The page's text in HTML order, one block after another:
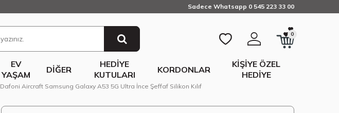
Sadece Whatsapp 0 545 223 33 00
0
EV
YAŞAM
DIĞER
HEDIYE
KUTULARI
KORDONLAR
KIŞIYE ÖZEL
HEDIYE
Dafoni Aircraft Samsung Galaxy A53 5G Ultra İnce Şeffaf Silikon Kılıf